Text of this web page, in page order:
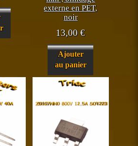
externe en PET,
noir
13,00€
Ajouter
au panier